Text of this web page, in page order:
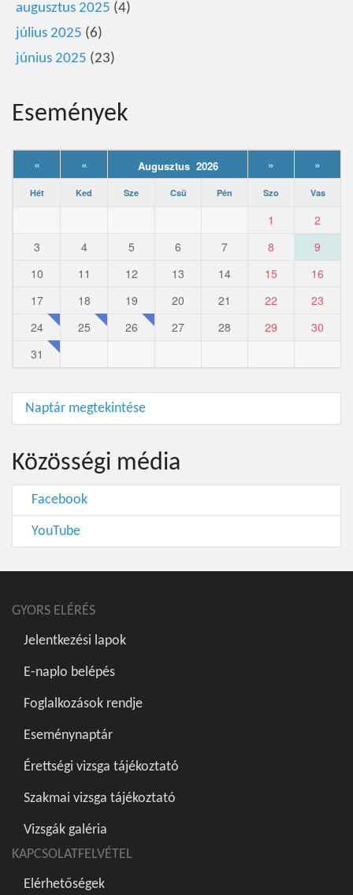
augusztus 2025 (4)
július 2025 (6)
június 2025 (23)
Események
« « Augusztus 2026 » »
Hét Ked Sze Csü Pén Szo Vas
1
2
3
4 5 6 7 8
9
10
11 12 13 14 15
16
17
18 19 20 21 22
23
24
25 26 27 28 29
30
31
Naptár megtekintése
Közösségi média
Facebook
YouTube
GYORS ELÉRÉS
Jelentkezési lapok
E-naplo belépés
Foglalkozások rendje
Eseménynaptár
Érettségi vizsga tájékoztató
Szakmai vizsga tájékoztató
Vizsgák galéria
KAPCSOLATFELVÉTEL
Elérhetőségek